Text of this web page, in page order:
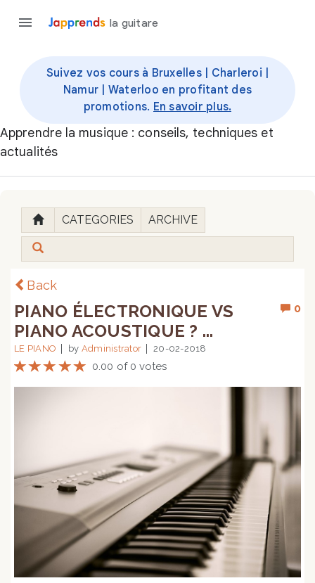
la guitare
Suivez vos cours à Bruxelles | Charleroi |
Namur | Waterloo en profitant des
promotions. En savoir plus.
Apprendre la musique : conseils, techniques et
actualités
CATEGORIES ARCHIVE
Back
0
PIANO ÉLECTRONIQUE VS
PIANO ACOUSTIQUE ? ...
LE PIANO by Administrator 20-02-2018
0.00 of 0 votes